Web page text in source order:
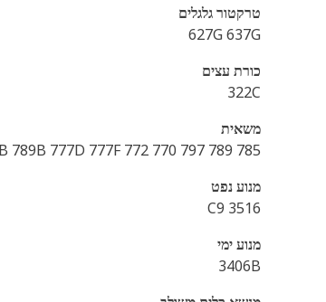
טרקטור גלגלים
627G 637G
כורת עצים
322C
משאית
785 789 797 793D 793C 785G 773F 785C 785D 797B 785B 775F 789C 789D 777C 777B 789B 777D 777F 772 770
מנוע נפט
3516 C9
מנוע ימי
3406B